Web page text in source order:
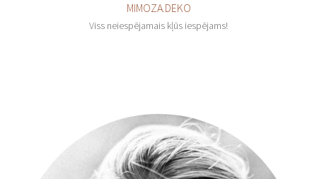
MIMOZA.DEKO
Viss neiespējamais kļūs iespējams!